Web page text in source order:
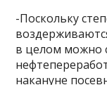
-Поскольку
в целом можно
накануне